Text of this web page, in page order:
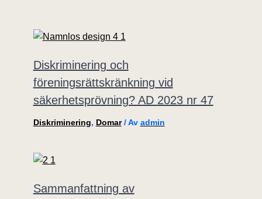
Diskriminering och
föreningsrättskränkning vid
säkerhetsprövning? AD 2023 nr 47
Diskriminering, Domar/ Av admin
Sammanfattning av